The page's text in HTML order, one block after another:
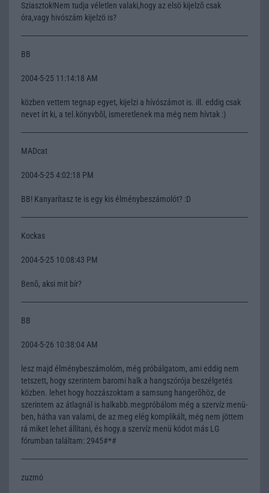
Sziasztok!Nem tudja véletlen valaki,hogy az elsö kijelzõ csak
óra,vagy hivószám kijelzö is?
BB
2004-5-25 11:14:18 AM
közben vettem tegnap egyet, kijelzi a hívószámot is. ill. eddig csak
nevet írt ki, a tel.könyvbõl, ismeretlenek ma még nem hívtak :)
MADcat
2004-5-25 4:02:18 PM
BB! Kanyarítasz te is egy kis élménybeszámolót? :D
Kockas
2004-5-25 10:08:43 PM
Benõ, aksi mit bír?
BB
2004-5-26 10:38:04 AM
lesz majd élménybeszámolóm, még próbálgatom, ami eddig nem
tetszett, hogy szerintem baromi halk a hangszórója beszélgetés
közben. lehet hogy hozzászoktam a samsung hangerõhöz, de
szerintem az átlagnál is halkabb.megpróbálom még a szervíz menü-
ben, hátha van valami, de az meg elég komplikált, még nem jöttem
rá miket lehet állítani, és hogy.a szervíz menü kódot más LG
fórumban találtam: 2945#*#
zuzmó